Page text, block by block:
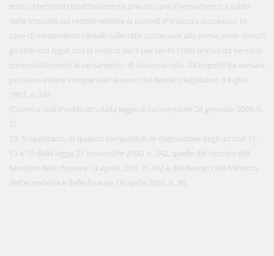
entro il termine rispettivamente previsto per il versamento a saldo
delle imposte sui redditi relative ai periodi d'imposta successivi. In
caso di versamento rateale sulle rate successive alla prima sono dovuti
gli interessi legali con la misura del 3 per cento (106) annuo da versarsi
contestualmente al versamento di ciascuna rata. Gli importi da versare
possono essere compensati ai sensi del decreto legislativo 9 luglio
1997, n. 241.
(Comma così modificato dalla legge di conversione 28 gennaio 2009, n.
2)
23. Si applicano, in quanto compatibili, le disposizioni degli articoli 11,
13 e 15 della legge 21 novembre 2000, n. 342, quelle del decreto del
Ministro delle finanze 13 aprile 2001, n. 162 e del decreto del Ministro
dell'economia e delle finanze 19 aprile 2002, n. 86.